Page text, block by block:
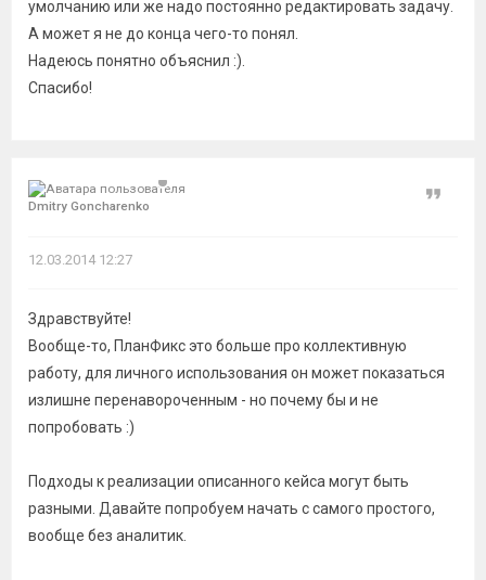
умолчанию или же надо постоянно редактировать задачу.
А может я не до конца чего-то понял.
Надеюсь понятно объяснил :).
Спасибо!
Dmitry Goncharenko
Цитата
12.03.2014 12:27
Здравствуйте!
Вообще-то, ПланФикс это больше про коллективную
работу, для личного использования он может показаться
излишне перенавороченным - но почему бы и не
попробовать :)
Подходы к реализации описанного кейса могут быть
разными. Давайте попробуем начать с самого простого,
вообще без аналитик.